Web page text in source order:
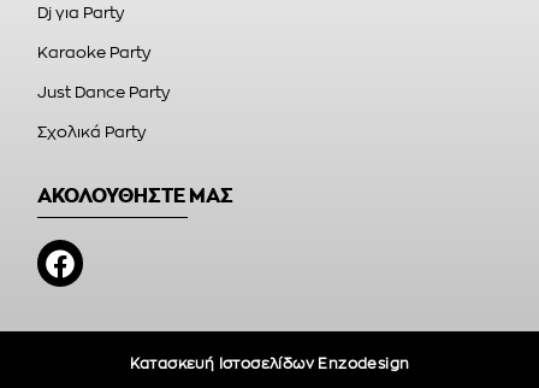
Dj για Party
Karaoke Party
Just Dance Party
Σχολικά Party
ΑΚΟΛΟΥΘΗΣΤΕ ΜΑΣ
Κατασκευή Ιστοσελίδων Enzodesign